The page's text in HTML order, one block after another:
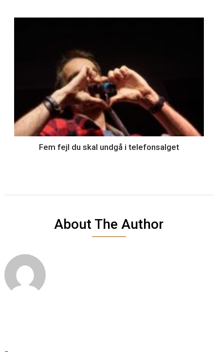
Fem fejl du skal undgå i telefonsalget
About The Author